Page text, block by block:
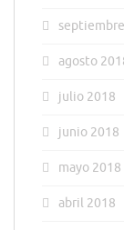
agosto
julio 2018
junio 2018
mayo 2018
abril 2018